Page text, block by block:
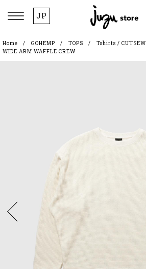
JP
Home GOHEMP TOPS
Tshirts / CUTSEW
WIDE ARM WAFFLE CREW